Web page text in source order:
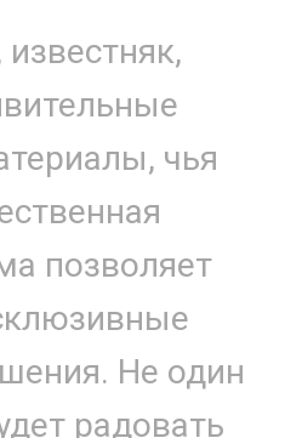
известняк,
чья
позволяет
Не один
радовать